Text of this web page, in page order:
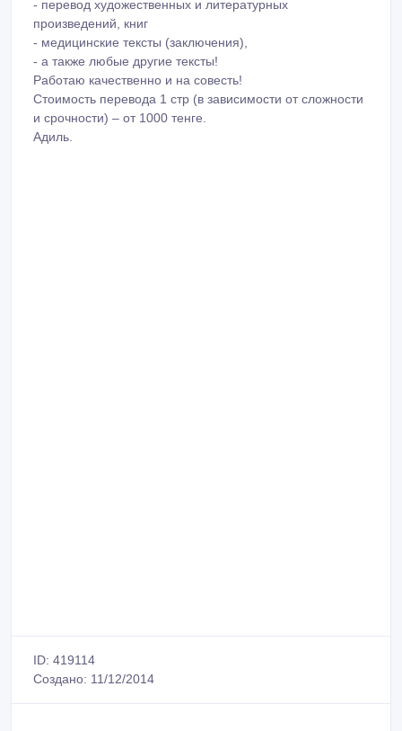
- перевод художественных и литературных
произведений, книг
- медицинские тексты (заключения),
- а также любые другие тексты!
Работаю качественно и на совесть!
Стоимость перевода 1 стр (в зависимости от сложности
и срочности) – от 1000 тенге.
Адиль.
ID: 419114
Создано: 11/12/2014